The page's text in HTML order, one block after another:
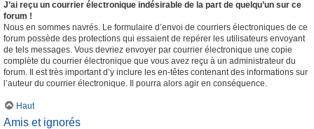
J’ai reçu un courrier électronique indésirable de la part de quelqu’un sur ce
forum !
Nous en sommes navrés. Le formulaire d’envoi de courriers électroniques de ce
forum possède des protections qui essaient de repérer les utilisateurs envoyant
de tels messages. Vous devriez envoyer par courrier électronique une copie
complète du courrier électronique que vous avez reçu à un administrateur du
forum. Il est très important d’y inclure les en-têtes contenant des informations sur
l’auteur du courrier électronique. Il pourra alors agir en conséquence.
Haut
Amis et ignorés